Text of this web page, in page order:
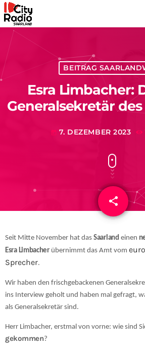
BEITRAG
Esra Limbacher:
Generalsekretär
today 7. DEZEMBER 2023
share
email
Seit Mitte November hat das Saarland einen
Esra Limbacherübernimmt das Amt vom
Sprecher.
Wir haben den frischgebackenen
ins Interview geholt und haben mal gefragt,
als Generalsekretär sind.
Herr Limbacher, erstmal von vorne: wie sind
gekommen?